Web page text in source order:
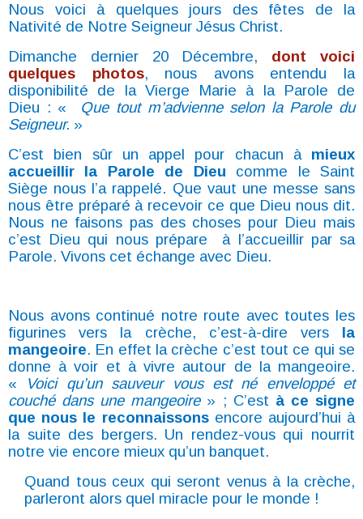
Nous voici à quelques jours des fêtes de la
Nativité de Notre Seigneur Jésus Christ.
Dimanche dernier 20 Décembre, dont voici
quelques photos, nous avons entendu la
disponibilité de la Vierge Marie à la Parole de
Dieu : « Que tout m’advienne selon la Parole du
Seigneur. »
C’est bien sûr un appel pour chacun à mieux
accueillir la Parole de Dieu comme le Saint
Siège nous l’a rappelé. Que vaut une messe sans
nous être préparé à recevoir ce que Dieu nous dit.
Nous ne faisons pas des choses pour Dieu mais
c’est Dieu qui nous prépare à l’accueillir par sa
Parole. Vivons cet échange avec Dieu.
Nous avons continué notre route avec toutes les
figurines vers la crèche, c’est-à-dire vers la
mangeoire. En effet la crèche c’est tout ce qui se
donne à voir et à vivre autour de la mangeoire.
«
Voici qu’un sauveur vous est né enveloppé et
couché dans unemangeoire » ; C’est à ce signe
que nous le reconnaissons encore aujourd’hui à
la suite des bergers. Un rendez-vous qui nourrit
notre vie encore mieux qu’un banquet.
Quand tous ceux qui seront venus à la crèche,
parleront alors quel miracle pour le monde !